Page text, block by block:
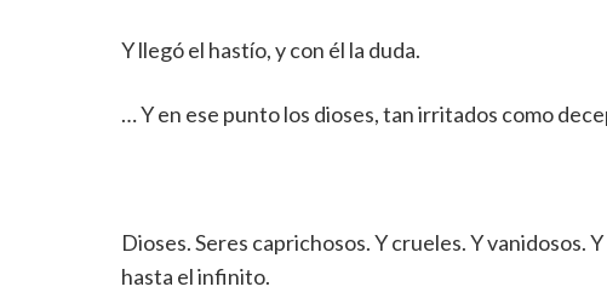
Y llegó el hastío, y con él la duda.
… Y en ese punto los dioses, tan irritados como
Dioses. Seres caprichosos. Y crueles. Y vanidosos.
hasta el infinito.